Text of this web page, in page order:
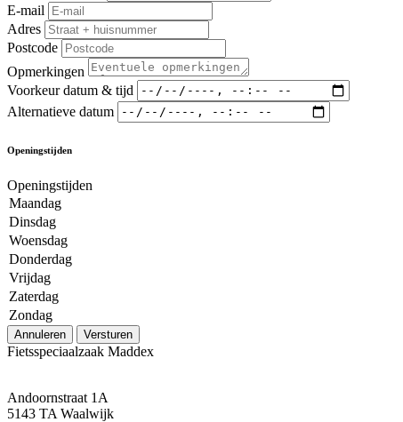
E-mail
Adres
Postcode
Opmerkingen
Voorkeur datum & tijd
Alternatieve datum
Openingstijden
Openingstijden
Maandag
Dinsdag
Woensdag
Donderdag
Vrijdag
Zaterdag
Zondag
Annuleren Versturen
Fietsspeciaalzaak Maddex
Andoornstraat 1A
5143 TA Waalwijk